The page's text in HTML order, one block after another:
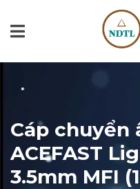
Cáp chuyển
ACEFAST
3.5mm MFI